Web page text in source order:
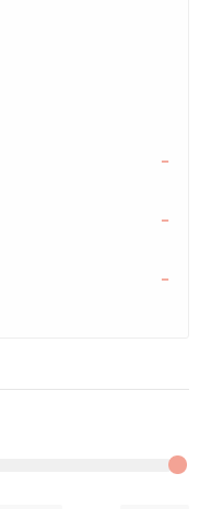
-
-
-